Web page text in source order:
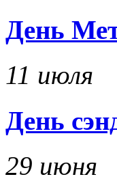
День
11 июля
День
29 июня